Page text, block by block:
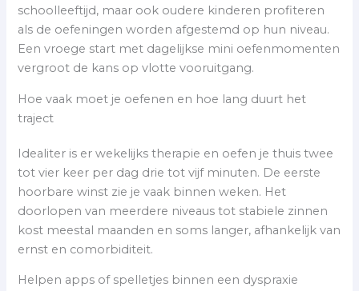
schoolleeftijd, maar ook oudere kinderen profiteren
als de oefeningen worden afgestemd op hun niveau.
Een vroege start met dagelijkse mini oefenmomenten
vergroot de kans op vlotte vooruitgang.
Hoe vaak moet je oefenen en hoe lang duurt het
traject
Idealiter is er wekelijks therapie en oefen je thuis twee
tot vier keer per dag drie tot vijf minuten. De eerste
hoorbare winst zie je vaak binnen weken. Het
doorlopen van meerdere niveaus tot stabiele zinnen
kost meestal maanden en soms langer, afhankelijk van
ernst en comorbiditeit.
Helpen apps of spelletjes binnen een dyspraxie